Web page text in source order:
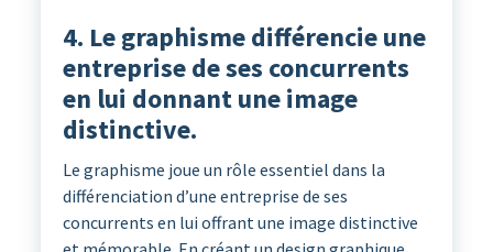
4. Le graphisme différencie une
entreprise de ses concurrents
en lui donnant une image
distinctive.
Le graphisme joue un rôle essentiel dans la
différenciation d’une entreprise de ses
concurrents en lui offrant une image distinctive